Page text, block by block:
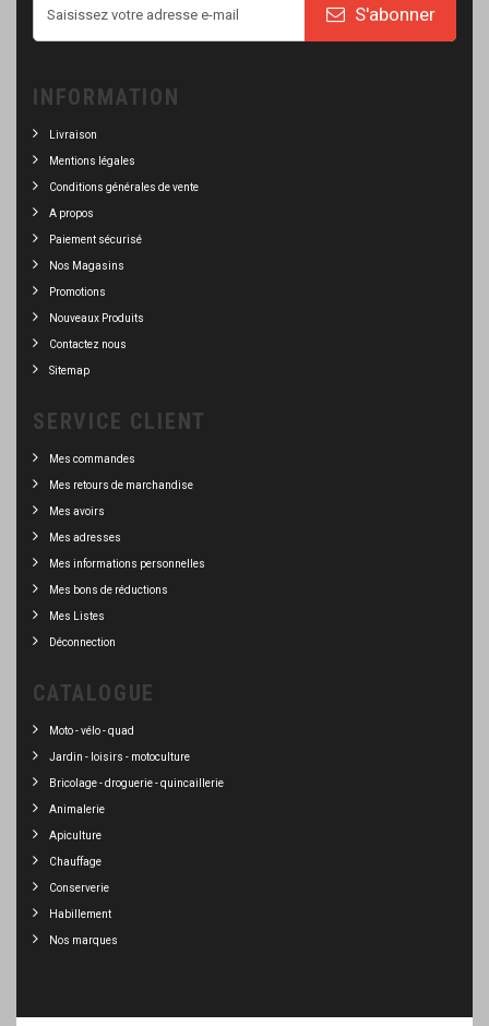
S'abonner
INFORMATION
Livraison
Mentions légales
Conditions générales de vente
A propos
Paiement sécurisé
Nos Magasins
Promotions
Nouveaux Produits
Contactez nous
Sitemap
SERVICE CLIENT
Mes commandes
Mes retours de marchandise
Mes avoirs
Mes adresses
Mes informations personnelles
Mes bons de réductions
Mes Listes
Déconnection
CATALOGUE
Moto - vélo - quad
Jardin - loisirs - motoculture
Bricolage - droguerie - quincaillerie
Animalerie
Apiculture
Chauffage
Conserverie
Habillement
Nos marques